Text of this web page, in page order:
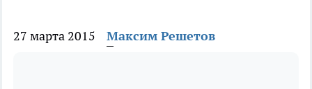
27 марта 2015 Максим Решетов